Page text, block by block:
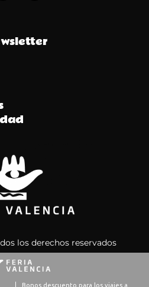
los derechos reservados